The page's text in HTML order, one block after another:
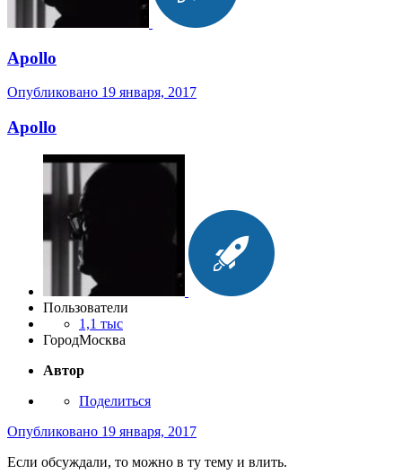
Apollo
Опубликовано 19 января, 2017
Apollo
Пользователи
1,1 тыс
ГородМосква
Автор
Поделиться
Опубликовано 19 января, 2017
Если обсуждали, то можно в ту тему и влить.